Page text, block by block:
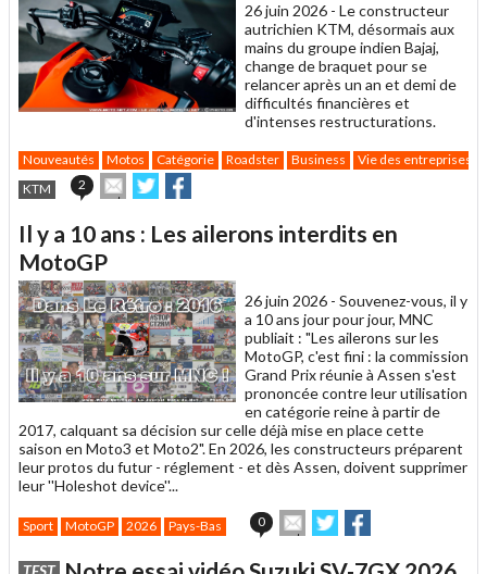
26 juin 2026 - Le constructeur
autrichien KTM, désormais aux
mains du groupe indien Bajaj,
change de braquet pour se
relancer après un an et demi de
difficultés financières et
d'intenses restructurations.
Nouveautés Motos Catégorie Roadster Business Vie des entreprises
KTM
2
Envoyer
cet
à
un
Partager
sur sur
Il y a 10 ans : Les ailerons interdits en
MotoGP
26 juin 2026 - Souvenez-vous, il y
a 10 ans jour pour jour, MNC
publiait : "Les ailerons sur les
MotoGP, c'est fini : la commission
Grand Prix réunie à Assen s'est
prononcée contre leur utilisation
en catégorie reine à partir de
2017, calquant sa décision sur celle déjà mise en place cette
saison en Moto3 et Moto2". En 2026, les constructeurs préparent
leur protos du futur - réglement - et dès Assen, doivent supprimer
leur ''Holeshot device''...
Sport MotoGP 2026 Pays-Bas 0
Envoyer
cet
Partager
sur sur
TEST